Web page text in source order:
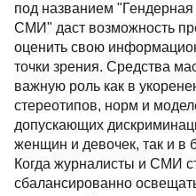
под названием
СМИ" даст возможность
оценить свою
точки зрения. Средства
важную роль как в
стереотипов, норм и
допускающих
женщин и девочек, так и в
Когда журналисты и СМИ
сбалансированно